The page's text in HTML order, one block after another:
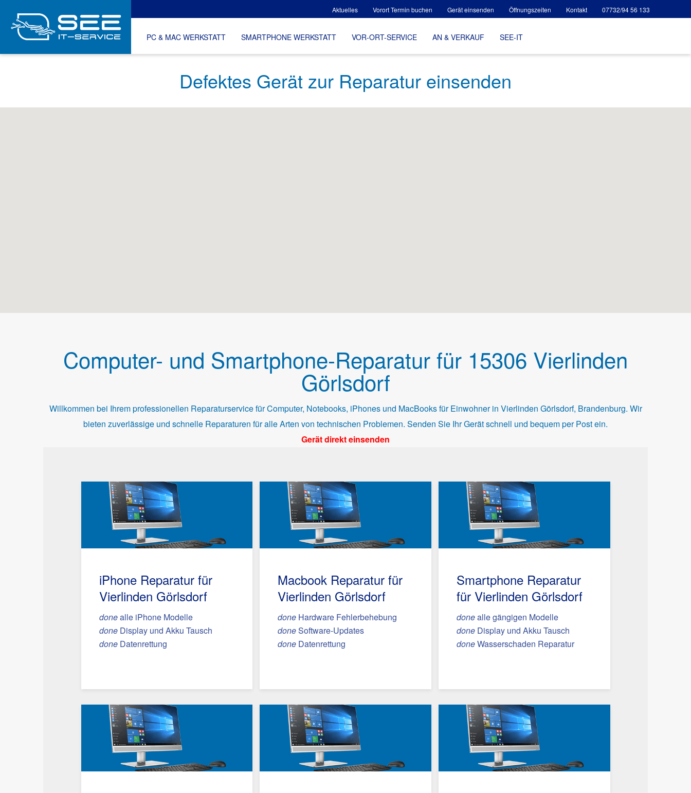
Aktuelles Vorort Termin buchen Gerät einsenden Öffnungszeiten Kontakt 07732/94 56 133
PC & MAC WERKSTATT SMARTPHONE WERKSTATT VOR-ORT-SERVICE AN & VERKAUF SEE-IT
Defektes Gerät zur Reparatur einsenden
Computer- und Smartphone-Reparatur für 15306 Vierlinden
Görlsdorf
Willkommen bei Ihrem professionellen Reparaturservice für Computer, Notebooks, iPhones und MacBooks für Einwohner in Vierlinden Görlsdorf, Brandenburg. Wir
bieten zuverlässige und schnelle Reparaturen für alle Arten von technischen Problemen. Senden Sie Ihr Gerät schnell und bequem per Post ein.
Gerät direkt einsenden
iPhone Reparatur für
Vierlinden Görlsdorf
donealle iPhone Modelle
doneDisplay und Akku Tausch
doneDatenrettung
Macbook Reparatur für
Vierlinden Görlsdorf
done Hardware Fehlerbehebung
doneSoftware-Updates
done Datenrettung
Smartphone Reparatur
für Vierlinden Görlsdorf
donealle gängigen Modelle
doneDisplay und Akku Tausch
doneWasserschaden Reparatur